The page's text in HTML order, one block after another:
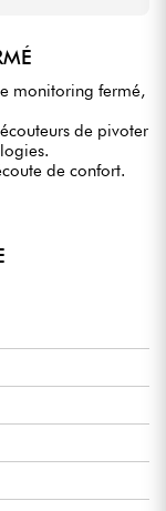
monitoring fermé,
de pivoter
de confort.